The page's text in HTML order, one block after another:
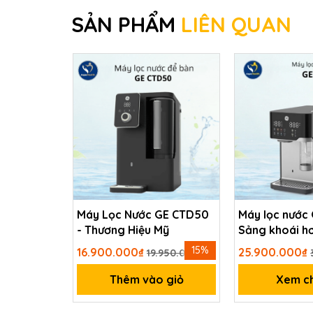
SẢN PHẨM LIÊN QUAN
Máy Lọc Nước GE CTD50
- Thương Hiệu Mỹ
16.900.000₫ 19.950.000₫
15%
Thêm vào giỏ
Máy lọc nước
Sảng khoái
công nghệ
25.900.000₫
Xem